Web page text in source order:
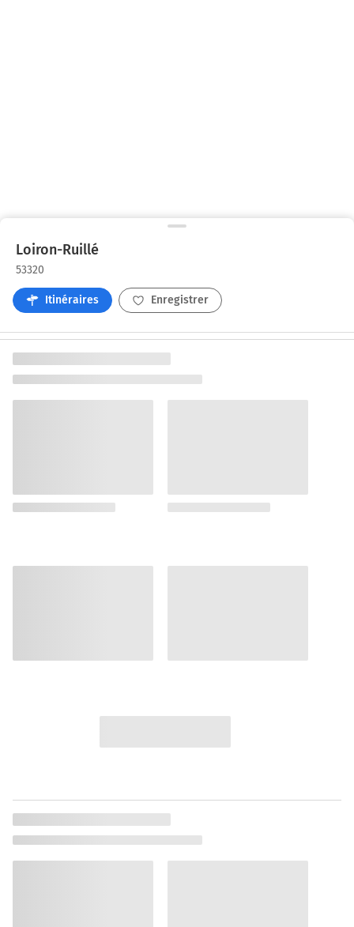
Loiron-Ruillé
53320
Itinéraires Enregistrer